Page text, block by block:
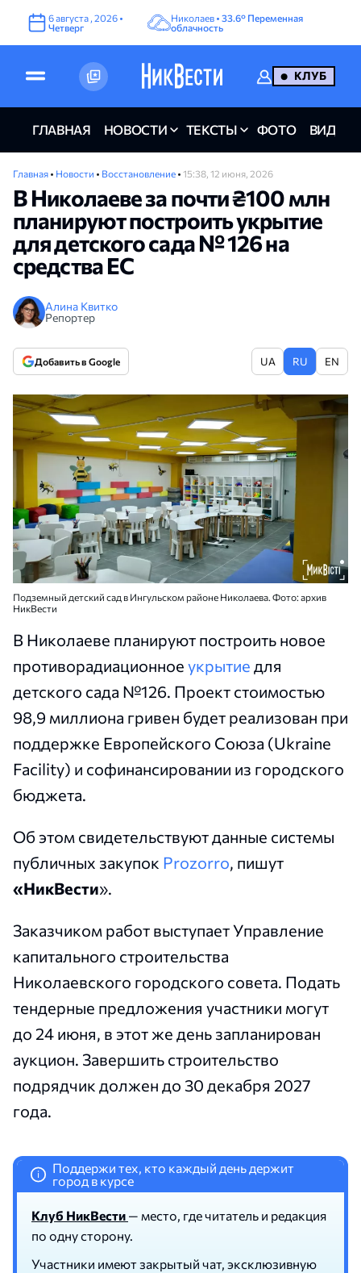
6августа ,2026 •
Четверг
Николаев • 33.6° Переменная
облачность
КЛУБ
ГЛАВНАЯ НОВОСТИ ТЕКСТЫ ФОТО ВИДЕО
Главная • Новости • Восстановление • 15:38, 12 июня, 2026
В Николаеве за почти ₴100 млн
планируют построить укрытие
для детского сада № 126 на
средства ЕС
Алина Квитко
Репортер
Добавить в Google UA RU EN
Подземный детский сад в Ингульском районе Николаева. Фото: архив
НикВести
В Николаеве планируют построить новое
противорадиационное укрытие для
детского сада №126. Проект стоимостью
98,9 миллиона гривен будет реализован при
поддержке Европейского Союза (Ukraine
Facility) и софинансировании из городского
бюджета.
Об этом свидетельствуют данные системы
публичных закупок Prozorro, пишут
«НикВести».
Заказчиком работ выступает Управление
капитального строительства
Николаевского городского совета. Подать
тендерные предложения участники могут
до 24 июня, в этот же день запланирован
аукцион. Завершить строительство
подрядчик должен до 30 декабря 2027
года.
i
Поддержи тех, кто каждый день держит
город в курсе
Клуб НикВести — место, где читатель и редакция
по одну сторону.
Участники имеют закрытый чат, эксклюзивную